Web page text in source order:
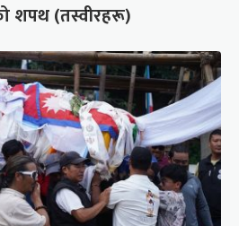
शपथ (तस्वीरहरू)